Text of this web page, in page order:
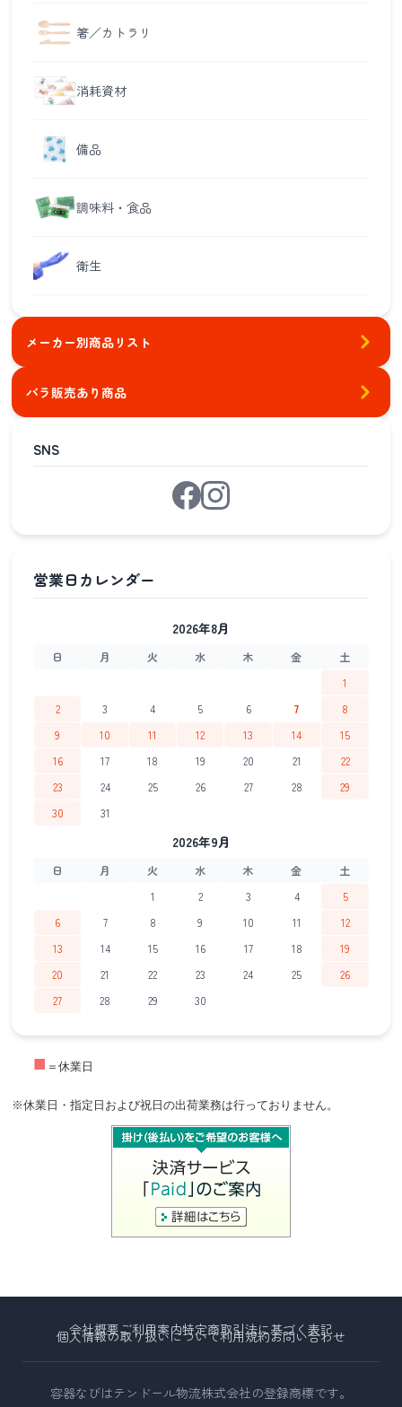
箸／カトラリ
消耗資材
備品
調味料・食品
衛生
メーカー別商品リスト
バラ販売あり商品
SNS
2026年8月
日 月 火 水 木 金
土
1
2
3 4 5 6 7
8
9
10 11 12 13 14
15
16
17 18 19 20 21
22
23
24 25 26 27 28
29
30
31
2026年9月
日 月 火 水 木 金
土
1
2 3 4
5
6
7 8 9 10 11
12
13
14 15 16 17 18
19
20
21 22 23 24 25
26
27
28 29 30
■ ＝休業日
※休業日・指定日および祝日の出荷業務は行っておりません。
会社概要ご利用案内特定商取引法に基づく表記
個人情報の取り扱いについて利用規約お問い合わせ
容器なびはテンドール物流株式会社の登録商標です。